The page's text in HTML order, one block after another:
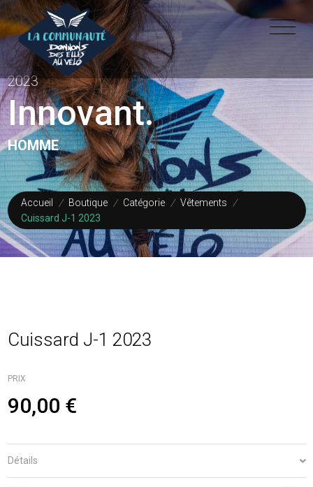
2023
Innovant.
HOMME
Accueil / Boutique / Catégorie / Vêtements
/
Cuissard J-1 2023
Cuissard J-1 2023
PRIX
90,00 €
Détails